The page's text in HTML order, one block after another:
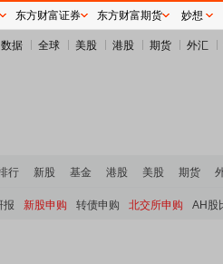
数据 全球 美股 港股 期货 外汇
行 新股 基金 港股 美股 期货
报 新股申购 转债申购 北交所申购 AH股
东方财富证券 东方财富期货 妙想